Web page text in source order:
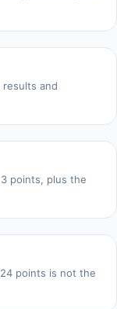
results and
3 points, plus the
points is not the